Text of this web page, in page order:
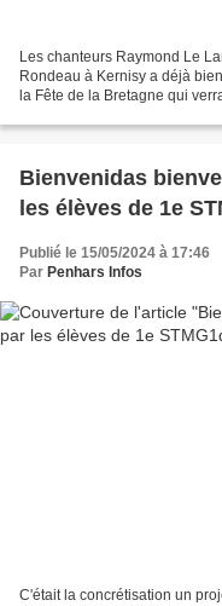
Les chanteurs Raymond Le Lann et
Rondeau à Kernisy a déjà
la Fête de la Bretagne qui
Bienvenidas
les élèves de 1e
Publié le 15/05/2024 à 17:46
Par Penhars Infos
C'était la concrétisation un